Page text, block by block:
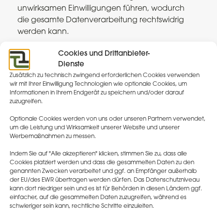
Cookies und Drittanbieter-
Dienste
Zusätzlich zu technisch zwingend erforderlichen Cookies verwenden
wir mit Ihrer Einwilligung Technologien wie optionale Cookies, um
Informationen in Ihrem Endgerät zu speichern und/oder darauf
zuzugreifen.
Optionale Cookies werden von uns oder unseren Partnern verwendet,
um die Leistung und Wirksamkeit unserer Website und unserer
Werbemaßnahmen zu messen.
Indem Sie auf "Alle akzeptieren" klicken, stimmen Sie zu, dass alle
Cookies platziert werden und dass die gesammelten Daten zu den
genannten Zwecken verarbeitet und ggf. an Empfänger außerhalb
der EU/des EWR übertragen werden dürfen. Das Datenschutzniveau
kann dort niedriger sein und es ist für Behörden in diesen Ländern ggf.
einfacher, auf die gesammelten Daten zuzugreifen, während es
schwieriger sein kann, rechtliche Schritte einzuleiten.
unwirksamen Einwilligungen führen, wodurch
die gesamte Datenverarbeitung rechtswidrig
werden kann.
Unser umfassender Expertenservice
Als Two Towers Consulting haben wir uns auf
die rechtssichere Gestaltung von
Datenschutzerklärungen spezialisiert. Unser
Service beginnt mit einer detaillierten
Datenschutzerklärung. Dabei identifizieren
wir potenzielle Schwachstellen und
Implementierung automatisierter Prüfroutinen
stellen wir sicher, dass keine wichtigen
Aktualisierungen übersehen werden.
Unser Team übernimmt das kontinuierliche
Monitoring rechtlicher Änderungen und